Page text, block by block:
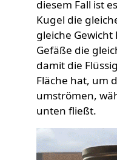
diesem Fall ist
Kugel die
gleiche
Gefäße die
damit die
Fläche hat, um
umströmen,
unten fließt.